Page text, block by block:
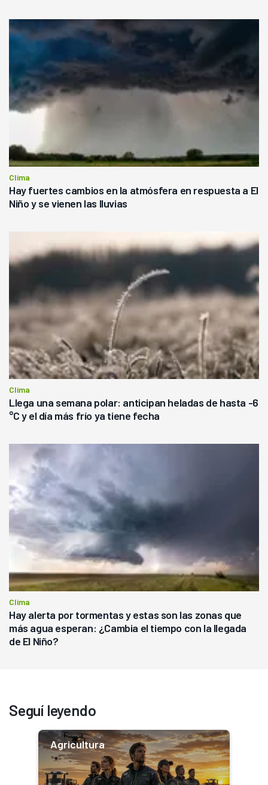
Clima
Hay fuertes cambios en la atmósfera en respuesta a El
Niño y se vienen las lluvias
Clima
Llega una semana polar: anticipan heladas de hasta -6
°C y el día más frío ya tiene fecha
Clima
Hay alerta por tormentas y estas son las zonas que
más agua esperan: ¿Cambia el tiempo con la llegada
de El Niño?
Seguí leyendo
Agricultura